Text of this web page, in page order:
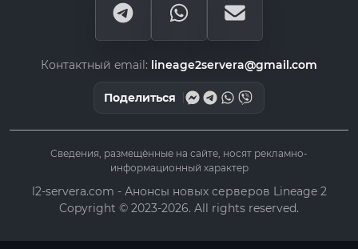
Контактный email: lineage2servera@gmail.com
Поделиться
Сведения, размещённые на сайте, носят рекламно-
информационный характер
l2-servera.com - Анонсы новых серверов Lineage 2
Copyright © 2023-2026. All rights reserved.